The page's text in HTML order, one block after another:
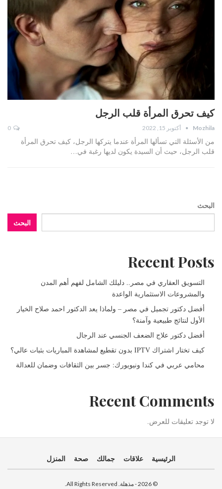
كيف تحرق المرأة قلب الرجل
Mozhila أكتوبر 15, 2022
من الأسئلة التي تسألها المرأة عندما يتركها الرجل، كيف تحرق المرأة
قلب الرجل، حيث أن السيدة يكون لديها رغبة في…
البحث
البحث
Recent Posts
التسويق العقاري في مصر.. دليلك الشامل لفهم أهم المدن
والمشروعات الاستثمارية الواعدة
أفضل دكتور تجميل في مصر – ولماذا يعد الدكتور احمد صلاح الخيار
الأول لنتائج طبيعية وآمنة؟
أفضل دكتور علاج الضعف الجنسي عند الرجال
كيف تختار اشتراك IPTV بدون تقطيع لمشاهدة المباريات بثبات عالي؟
محامي عربي في كندا ونيويورك: جسر بين الثقافات وضمان للعدالة
Recent Comments
لا توجد تعليقات للعرض.
الرئيسية علاقات جمالك صحة المنزل
© 2026 - مذهلة. All Rights Reserved.